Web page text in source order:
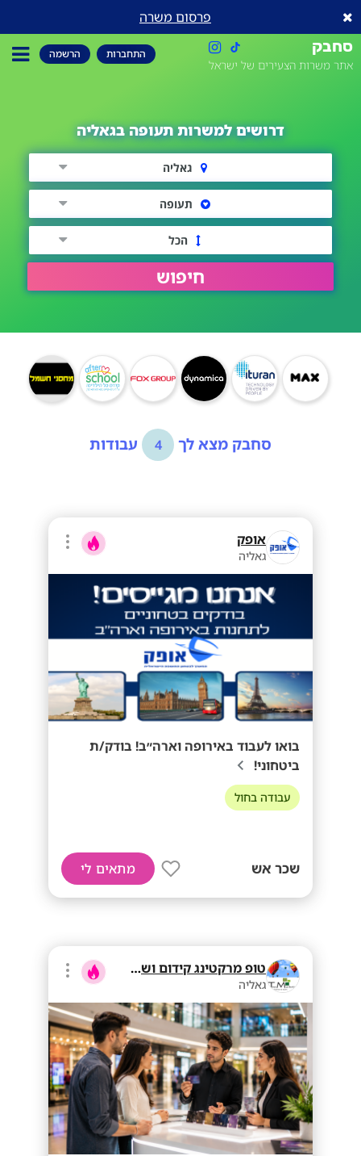
פרסום משרה
סחבק
אתר משרות הצעירים של ישראל
התחברות הרשמה
דרושים למשרות תעופה בגאליה
גאליה
תעופה
הכל
חיפוש
סחבק מצא לך 4 עבודות
אופק
גאליה
בואו לעבוד באירופה וארה״ב! בודק/ת
ביטחוני!
עבודה בחול
שכר אש מתאים לי
טופ מרקטינג קידום ושיווק בע"מ
גאליה